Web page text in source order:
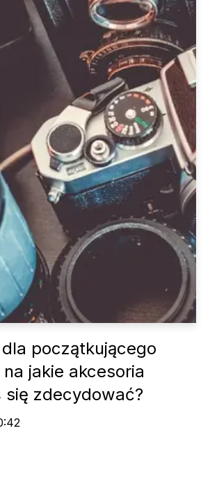
początkującego
jakie akcesoria
się zdecydować?